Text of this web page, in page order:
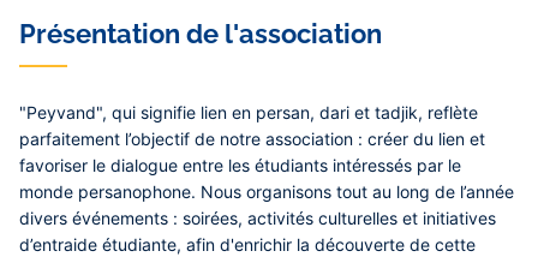
Présentation de l'association
"Peyvand", qui signifie lien en persan, dari et tadjik, reflète
parfaitement l’objectif de notre association : créer du lien et
favoriser le dialogue entre les étudiants intéressés par le
monde persanophone. Nous organisons tout au long de l’année
divers événements : soirées, activités culturelles et initiatives
d’entraide étudiante, afin d'enrichir la découverte de cette